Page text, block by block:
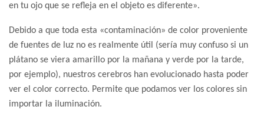
en tu ojo que se refleja en el objeto es diferente».
Debido a que toda esta «contaminación» de color proveniente
de fuentes de luz no es realmente útil (sería muy confuso si un
plátano se viera amarillo por la mañana y verde por la tarde,
por ejemplo), nuestros cerebros han evolucionado hasta poder
ver el color correcto. Permite que podamos ver los colores sin
importar la iluminación.